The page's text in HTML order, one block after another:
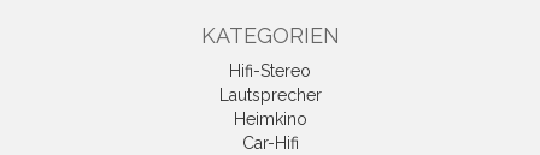
KATEGORIEN
Hifi-Stereo
Lautsprecher
Heimkino
Car-Hifi